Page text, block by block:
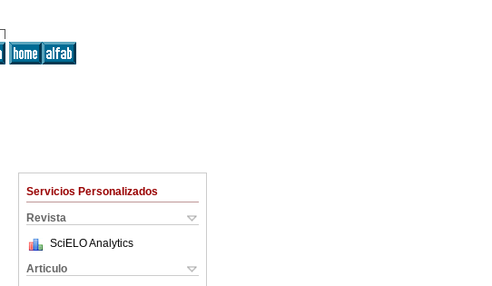
Servicios Personalizados
Revista
SciELO Analytics
Articulo